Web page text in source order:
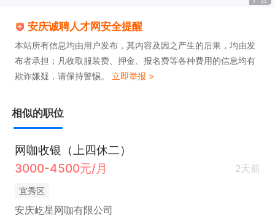
安庆诚聘人才网安全提醒
本站所有信息均由用户发布，其内容及因之产生的后果，均由发
布者承担；凡收取服装费、押金、报名费等各种费用的信息均有
欺诈嫌疑，请保持警惕。 立即举报 >
相似的职位
网咖收银（上四休二）
3000-4500元/月
2天前
宜秀区
安庆屹星网咖有限公司